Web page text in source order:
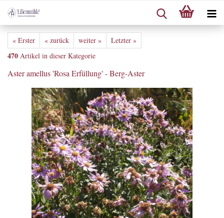
« Erster « zurück weiter » Letzter »
470 Artikel in dieser Kategorie
Aster amellus 'Rosa Erfüllung' - Berg-Aster